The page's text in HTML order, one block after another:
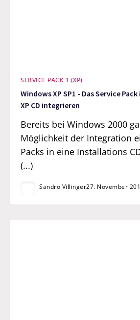
SERVICE PACK 1 (XP)
Windows XP SP1 - Das Service
XP CD integrieren
Bereits bei Windows 2000
Möglichkeit der Integration
Packs in eine Installations
(...)
Sandro Villinger27. November